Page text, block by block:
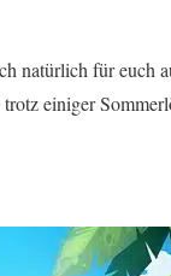
natürlich für euch
einiger